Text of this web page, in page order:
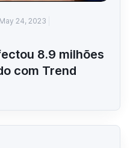
24, 2023
8.9 milhões
com Trend